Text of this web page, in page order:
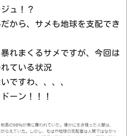
ュ！？
から、サメも地球を支配でき
れまくるサメですが、今回は
ている状況
ですわ、、、、
ーン！！！